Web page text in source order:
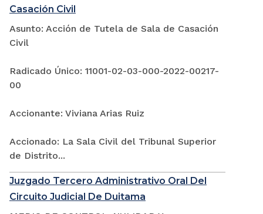
Casación Civil
Asunto: Acción de Tutela de Sala de Casación
Civil
Radicado Único: 11001-02-03-000-2022-00217-
00
Accionante: Viviana Arias Ruiz
Accionado: La Sala Civil del Tribunal Superior
de Distrito...
Juzgado Tercero Administrativo Oral Del
Circuito Judicial De Duitama